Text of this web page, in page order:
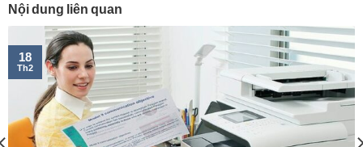
Nội dung liên quan
18
Th2